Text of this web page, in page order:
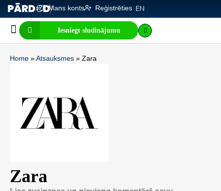
Mans konts Reģistrēties EN
Iesniegt sludinājumu
Home » Atsauksmes » Zara
Zara